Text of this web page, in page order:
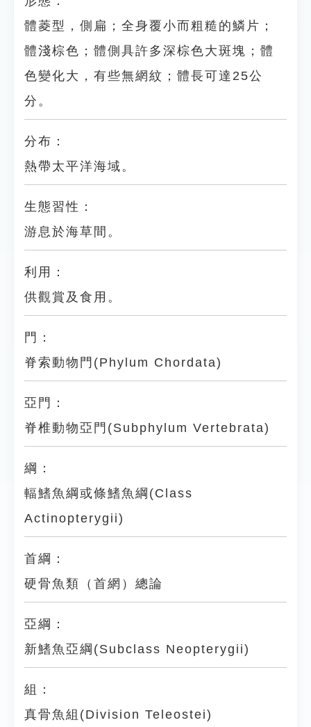
體菱型，側扁；全身覆小而粗糙的鱗片；
體淺棕色；體側具許多深棕色大斑塊；體
色變化大，有些無網紋；體長可達25公
分。
分布：
熱帶太平洋海域。
生態習性：
游息於海草間。
利用：
供觀賞及食用。
門：
脊索動物門(Phylum Chordata)
亞門：
脊椎動物亞門(Subphylum Vertebrata)
綱：
輻鰭魚綱或條鰭魚綱(Class
Actinopterygii)
首綱：
硬骨魚類（首網）總論
亞綱：
新鰭魚亞綱(Subclass Neopterygii)
組：
真骨魚組(Division Teleostei)